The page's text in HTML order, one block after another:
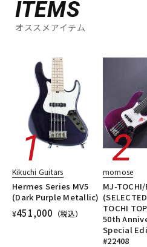
ITEMS
オススメアイテム
Kikuchi Guitars
Hermes Series MV5
(Dark Purple Metallic)
¥451,000 （税込）
momose
MJ-TOCHI/
TOCHI
50th
Special
#22408